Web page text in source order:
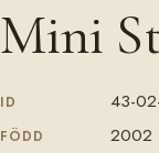
Mini
ID 43-
FÖDD 2002